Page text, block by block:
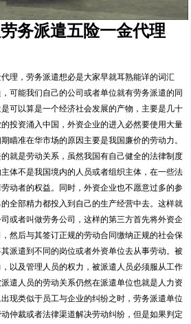
务派遣五险一金代理
理，劳务派遣想必是大家早就耳熟能详的词汇
可能我们自己的公司或者单位就有劳务派遣的同
可以算是一个经济社会发展的产物，主要是几十
投资涌入中国，外资企业的进入必然要使用大量
瞄准在华市场的原因主要是我国廉价的劳动力。
就是劳动关系，虽然我国有自己健全的法律制度
体不是我国境内的人员或者组织主体，在一些法
动者的权益。同时，外资企业也不愿意过多的参
全部精力都投入到自己的生产经营中去。这样就
或者叫做劳务公司，这样的第三方首先将外资企
然后与其签订正规的劳动合同缴纳正规的社会保
派遣到不同的岗位或者外资单位去从事劳动。被
以及管理人员的权力，被派遣人员必须服从工作
遣人员的劳动关系仍然在派遣单位也就是人力资
现类似于员工与企业的纠纷之时，劳务派遣单位
仲裁或者法律渠道解决劳动纠纷，但是如果判定